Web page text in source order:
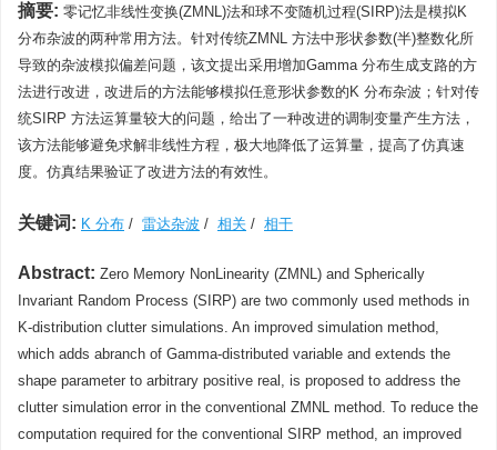
摘要: 零记忆非线性变换(ZMNL)法和球不变随机过程(SIRP)法是模拟K
分布杂波的两种常用方法。针对传统ZMNL 方法中形状参数(半)整数化所
导致的杂波模拟偏差问题，该文提出采用增加Gamma 分布生成支路的方
法进行改进，改进后的方法能够模拟任意形状参数的K 分布杂波；针对传
统SIRP 方法运算量较大的问题，给出了一种改进的调制变量产生方法，
该方法能够避免求解非线性方程，极大地降低了运算量，提高了仿真速
度。仿真结果验证了改进方法的有效性。
关键词: K 分布 / 雷达杂波 / 相关 / 相干
Abstract: Zero Memory NonLinearity (ZMNL) and Spherically
Invariant Random Process (SIRP) are two commonly used methods in
K-distribution clutter simulations. An improved simulation method,
which adds abranch of Gamma-distributed variable and extends the
shape parameter to arbitrary positive real, is proposed to address the
clutter simulation error in the conventional ZMNL method. To reduce the
computation required for the conventional SIRP method, an improved